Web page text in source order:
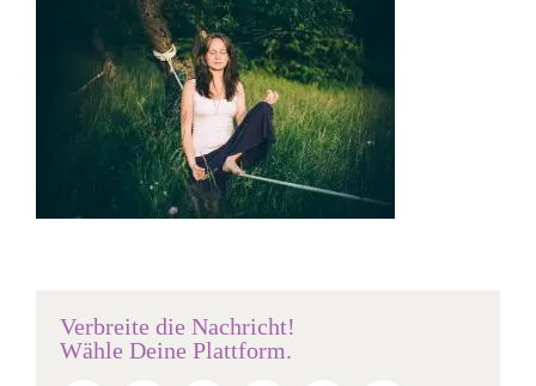
Verbreite die Nachricht!
Wähle Deine Plattform.